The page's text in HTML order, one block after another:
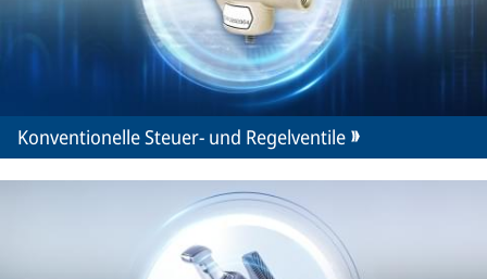
Konventionelle Steuer- und Regelventile